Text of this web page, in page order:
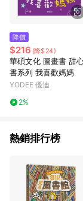
降價
$216 (降$24)
華碩文化 圖畫書 甜
書系列 我喜歡媽媽
YODEE 優迪
2%
熱銷排行榜